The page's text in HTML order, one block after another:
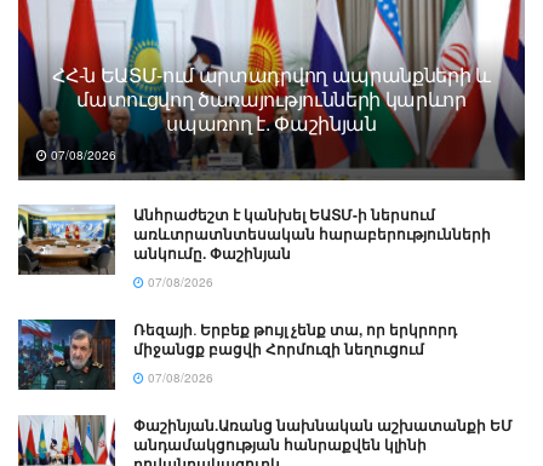
ՀՀ-ն ԵԱՏՄ-ում արտադրվող ապրանքների և
մատուցվող ծառայությունների կարևոր
սպառող է. Փաշինյան
07/08/2026
Անհրաժեշտ է կանխել ԵԱՏՄ-ի ներսում
առևտրատնտեսական հարաբերությունների
անկումը. Փաշինյան
07/08/2026
Ռեզայի․ Երբեք թույլ չենք տա, որ երկրորդ
միջանցք բացվի Հորմուզի նեղուցում
07/08/2026
Փաշինյան.Առանց նախնական աշխատանքի ԵՄ
անդամակցության հանրաքվեն կլինի